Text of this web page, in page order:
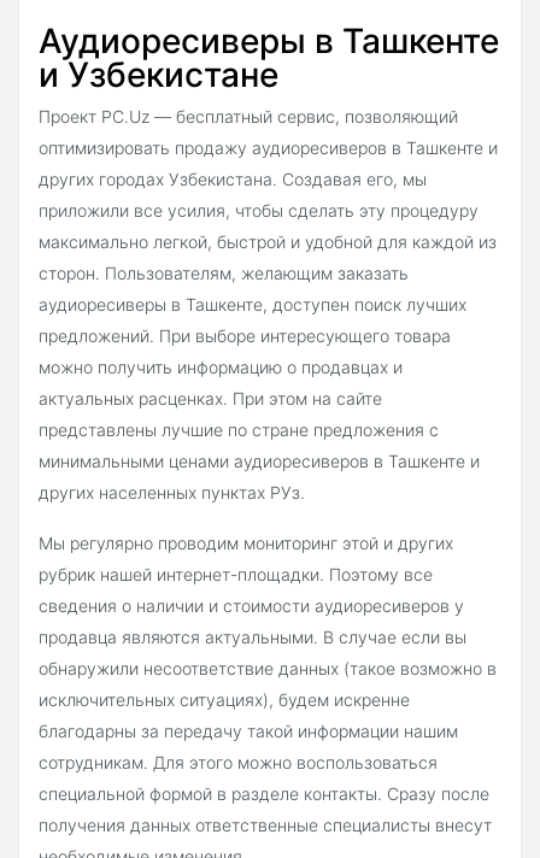
Аудиоресиверы в Ташкенте
и Узбекистане
Проект PC.Uz — бесплатный сервис, позволяющий
оптимизировать продажу аудиоресиверов в Ташкенте и
других городах Узбекистана. Создавая его, мы
приложили все усилия, чтобы сделать эту процедуру
максимально легкой, быстрой и удобной для каждой из
сторон. Пользователям, желающим заказать
аудиоресиверы в Ташкенте, доступен поиск лучших
предложений. При выборе интересующего товара
можно получить информацию о продавцах и
актуальных расценках. При этом на сайте
представлены лучшие по стране предложения с
минимальными ценами аудиоресиверов в Ташкенте и
других населенных пунктах РУз.
Мы регулярно проводим мониторинг этой и других
рубрик нашей интернет-площадки. Поэтому все
сведения о наличии и стоимости аудиоресиверов у
продавца являются актуальными. В случае если вы
обнаружили несоответствие данных (такое возможно в
исключительных ситуациях), будем искренне
благодарны за передачу такой информации нашим
сотрудникам. Для этого можно воспользоваться
специальной формой в разделе контакты. Сразу после
получения данных ответственные специалисты внесут